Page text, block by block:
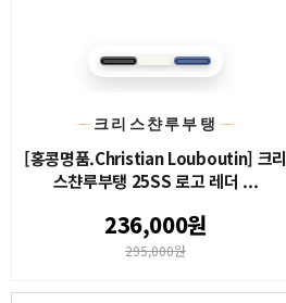
크리스챤루부탱
[홍콩명품.Christian Louboutin] 크리
스챤루부탱 25SS 로고 레더 ...
236,000원
295,000원